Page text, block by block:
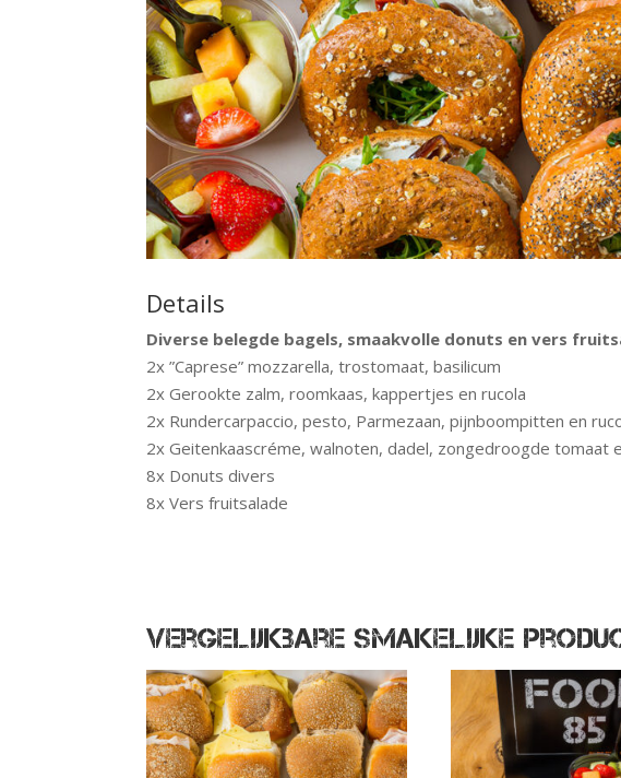
Details
Diverse belegde bagels, smaakvolle donuts en vers
2x ”Caprese” mozzarella, trostomaat, basilicum
2x Gerookte zalm, roomkaas, kappertjes en rucola
2x Rundercarpaccio, pesto, Parmezaan, pijnboompitten en
2x Geitenkaascréme, walnoten, dadel, zongedroogde tomaat
8x Donuts divers
8x Vers fruitsalade
Vergelijkbare smakelijke